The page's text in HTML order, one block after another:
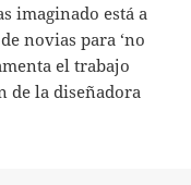
imaginado está a
novias para ‘no
el trabajo
de la diseñadora